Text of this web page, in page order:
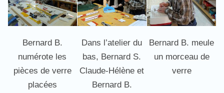
Bernard B.
numérote les
pièces de verre
placées
Dans l’atelier du
bas, Bernard S.
Claude-Hélène et
Bernard B.
Bernard B. meule
un morceau de
verre